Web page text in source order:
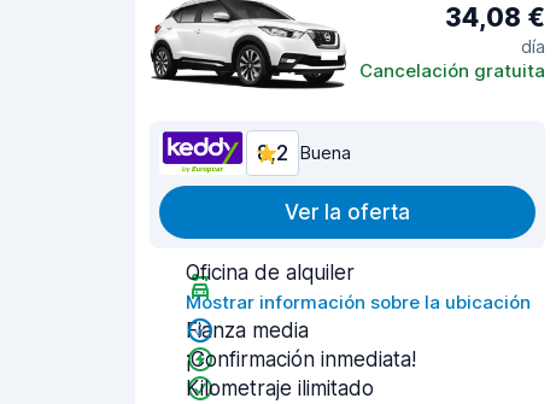
34,08 €
día
Cancelación gratuita
8,2 Buena
Ver la oferta
Oficina de alquiler
Mostrar información sobre la ubicación
Fianza media
¡Confirmación inmediata!
Kilometraje ilimitado